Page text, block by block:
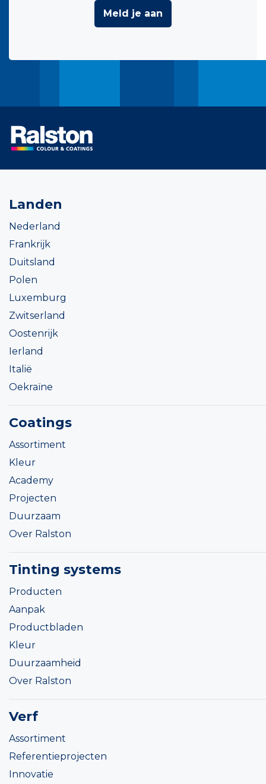
Meld je aan
Landen
Nederland
Frankrijk
Duitsland
Polen
Luxemburg
Zwitserland
Oostenrijk
Ierland
Italië
Oekraïne
Coatings
Assortiment
Kleur
Academy
Projecten
Duurzaam
Over Ralston
Tinting systems
Producten
Aanpak
Productbladen
Kleur
Duurzaamheid
Over Ralston
Verf
Assortiment
Referentieprojecten
Innovatie